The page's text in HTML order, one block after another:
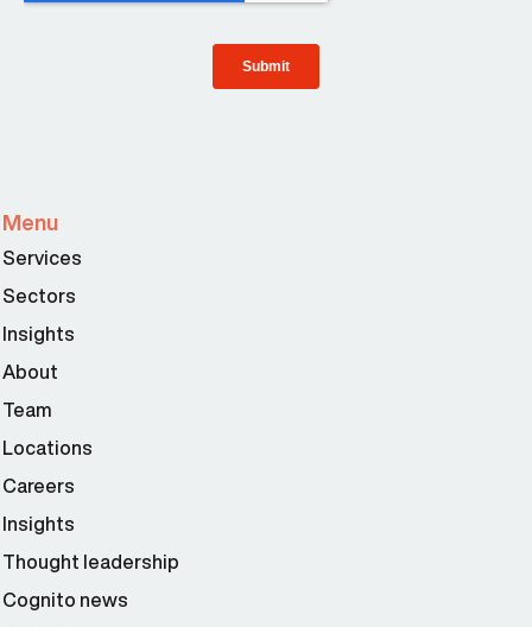
Menu
Services
Sectors
Insights
About
Team
Locations
Careers
Insights
Thought leadership
Cognito news